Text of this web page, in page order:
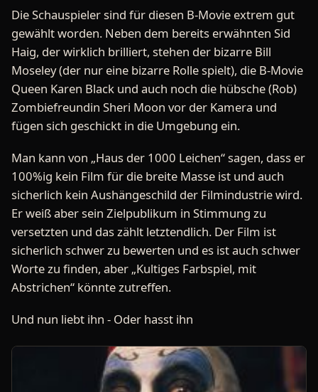
Die Schauspieler sind für diesen B-Movie extrem gut
gewählt worden. Neben dem bereits erwähnten Sid
Haig, der wirklich brilliert, stehen der bizarre Bill
Moseley (der nur eine bizarre Rolle spielt), die B-Movie
Queen Karen Black und auch noch die hübsche (Rob)
Zombiefreundin Sheri Moon vor der Kamera und
fügen sich geschickt in die Umgebung ein.
Man kann von „Haus der 1000 Leichen“ sagen, dass er
100%ig kein Film für die breite Masse ist und auch
sicherlich kein Aushängeschild der Filmindustrie wird.
Er weiß aber sein Zielpublikum in Stimmung zu
versetzten und das zählt letztendlich. Der Film ist
sicherlich schwer zu bewerten und es ist auch schwer
Worte zu finden, aber „Kultiges Farbspiel, mit
Abstrichen“ könnte zutreffen.
Und nun liebt ihn - Oder hasst ihn